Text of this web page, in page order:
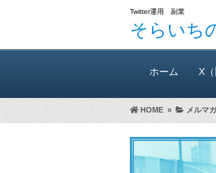
Twitter運用 副業
そらいち
ホーム X
HOME » メルマ